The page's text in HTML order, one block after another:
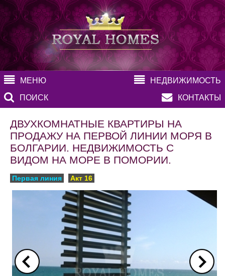
МЕНЮ
НЕДВИЖИМОСТЬ
ПОИСК
КОНТАКТЫ
ДВУХКОМНАТНЫЕ КВАРТИРЫ НА
ПРОДАЖУ НА ПЕРВОЙ ЛИНИИ МОРЯ В
БОЛГАРИИ. НЕДВИЖИМОСТЬ С
ВИДОМ НА МОРЕ В ПОМОРИИ.
Первая линия Акт 16